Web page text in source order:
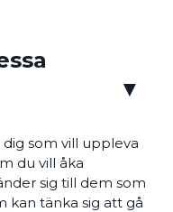
som vill uppleva
du vill åka
sig till dem som
kan tänka sig att gå